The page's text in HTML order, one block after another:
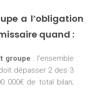
a l’obligation
quand :
groupe : l’ensemble
dépasser 2 des 3
000€ de total bilan;